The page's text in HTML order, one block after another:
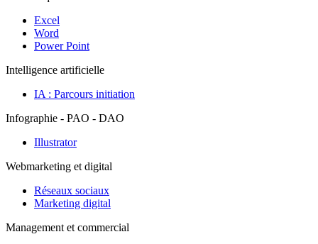
Excel
Word
Power Point
Intelligence artificielle
IA : Parcours initiation
Infographie - PAO - DAO
Illustrator
Webmarketing et digital
Réseaux sociaux
Marketing digital
Management et commercial